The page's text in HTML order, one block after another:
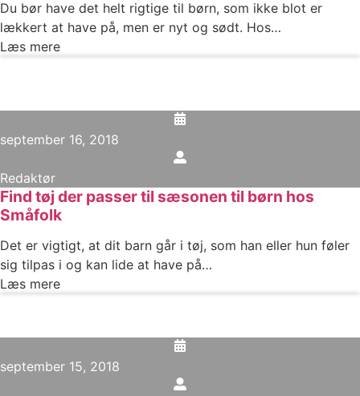
Du bør have det helt rigtige til børn, som ikke blot er
lækkert at have på, men er nyt og sødt. Hos…
Læs mere
september 16, 2018
Redaktør
Find tøj der passer til sæsonen til børn hos
Småfolk
Det er vigtigt, at dit barn går i tøj, som han eller hun føler
sig tilpas i og kan lide at have på…
Læs mere
september 15, 2018